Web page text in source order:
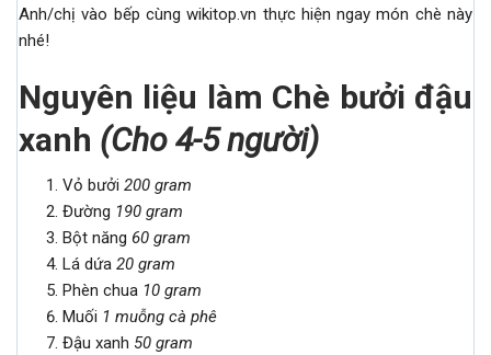
Anh/chị vào bếp cùng wikitop.vn thực hiện ngay món chè này
nhé!
Nguyên liệu làm Chè bưởi đậu
xanh (Cho 4-5người)
Vỏ bưởi 200 gram
Đường 190 gram
Bột năng 60 gram
Lá dứa 20 gram
Phèn chua 10 gram
Muối 1 muỗng cà phê
Đậu xanh 50 gram